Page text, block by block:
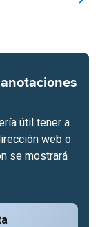
útil tener a
web o
se mostrará